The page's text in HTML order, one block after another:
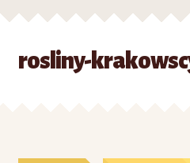
Przejdź
Przejdź
rosliny-